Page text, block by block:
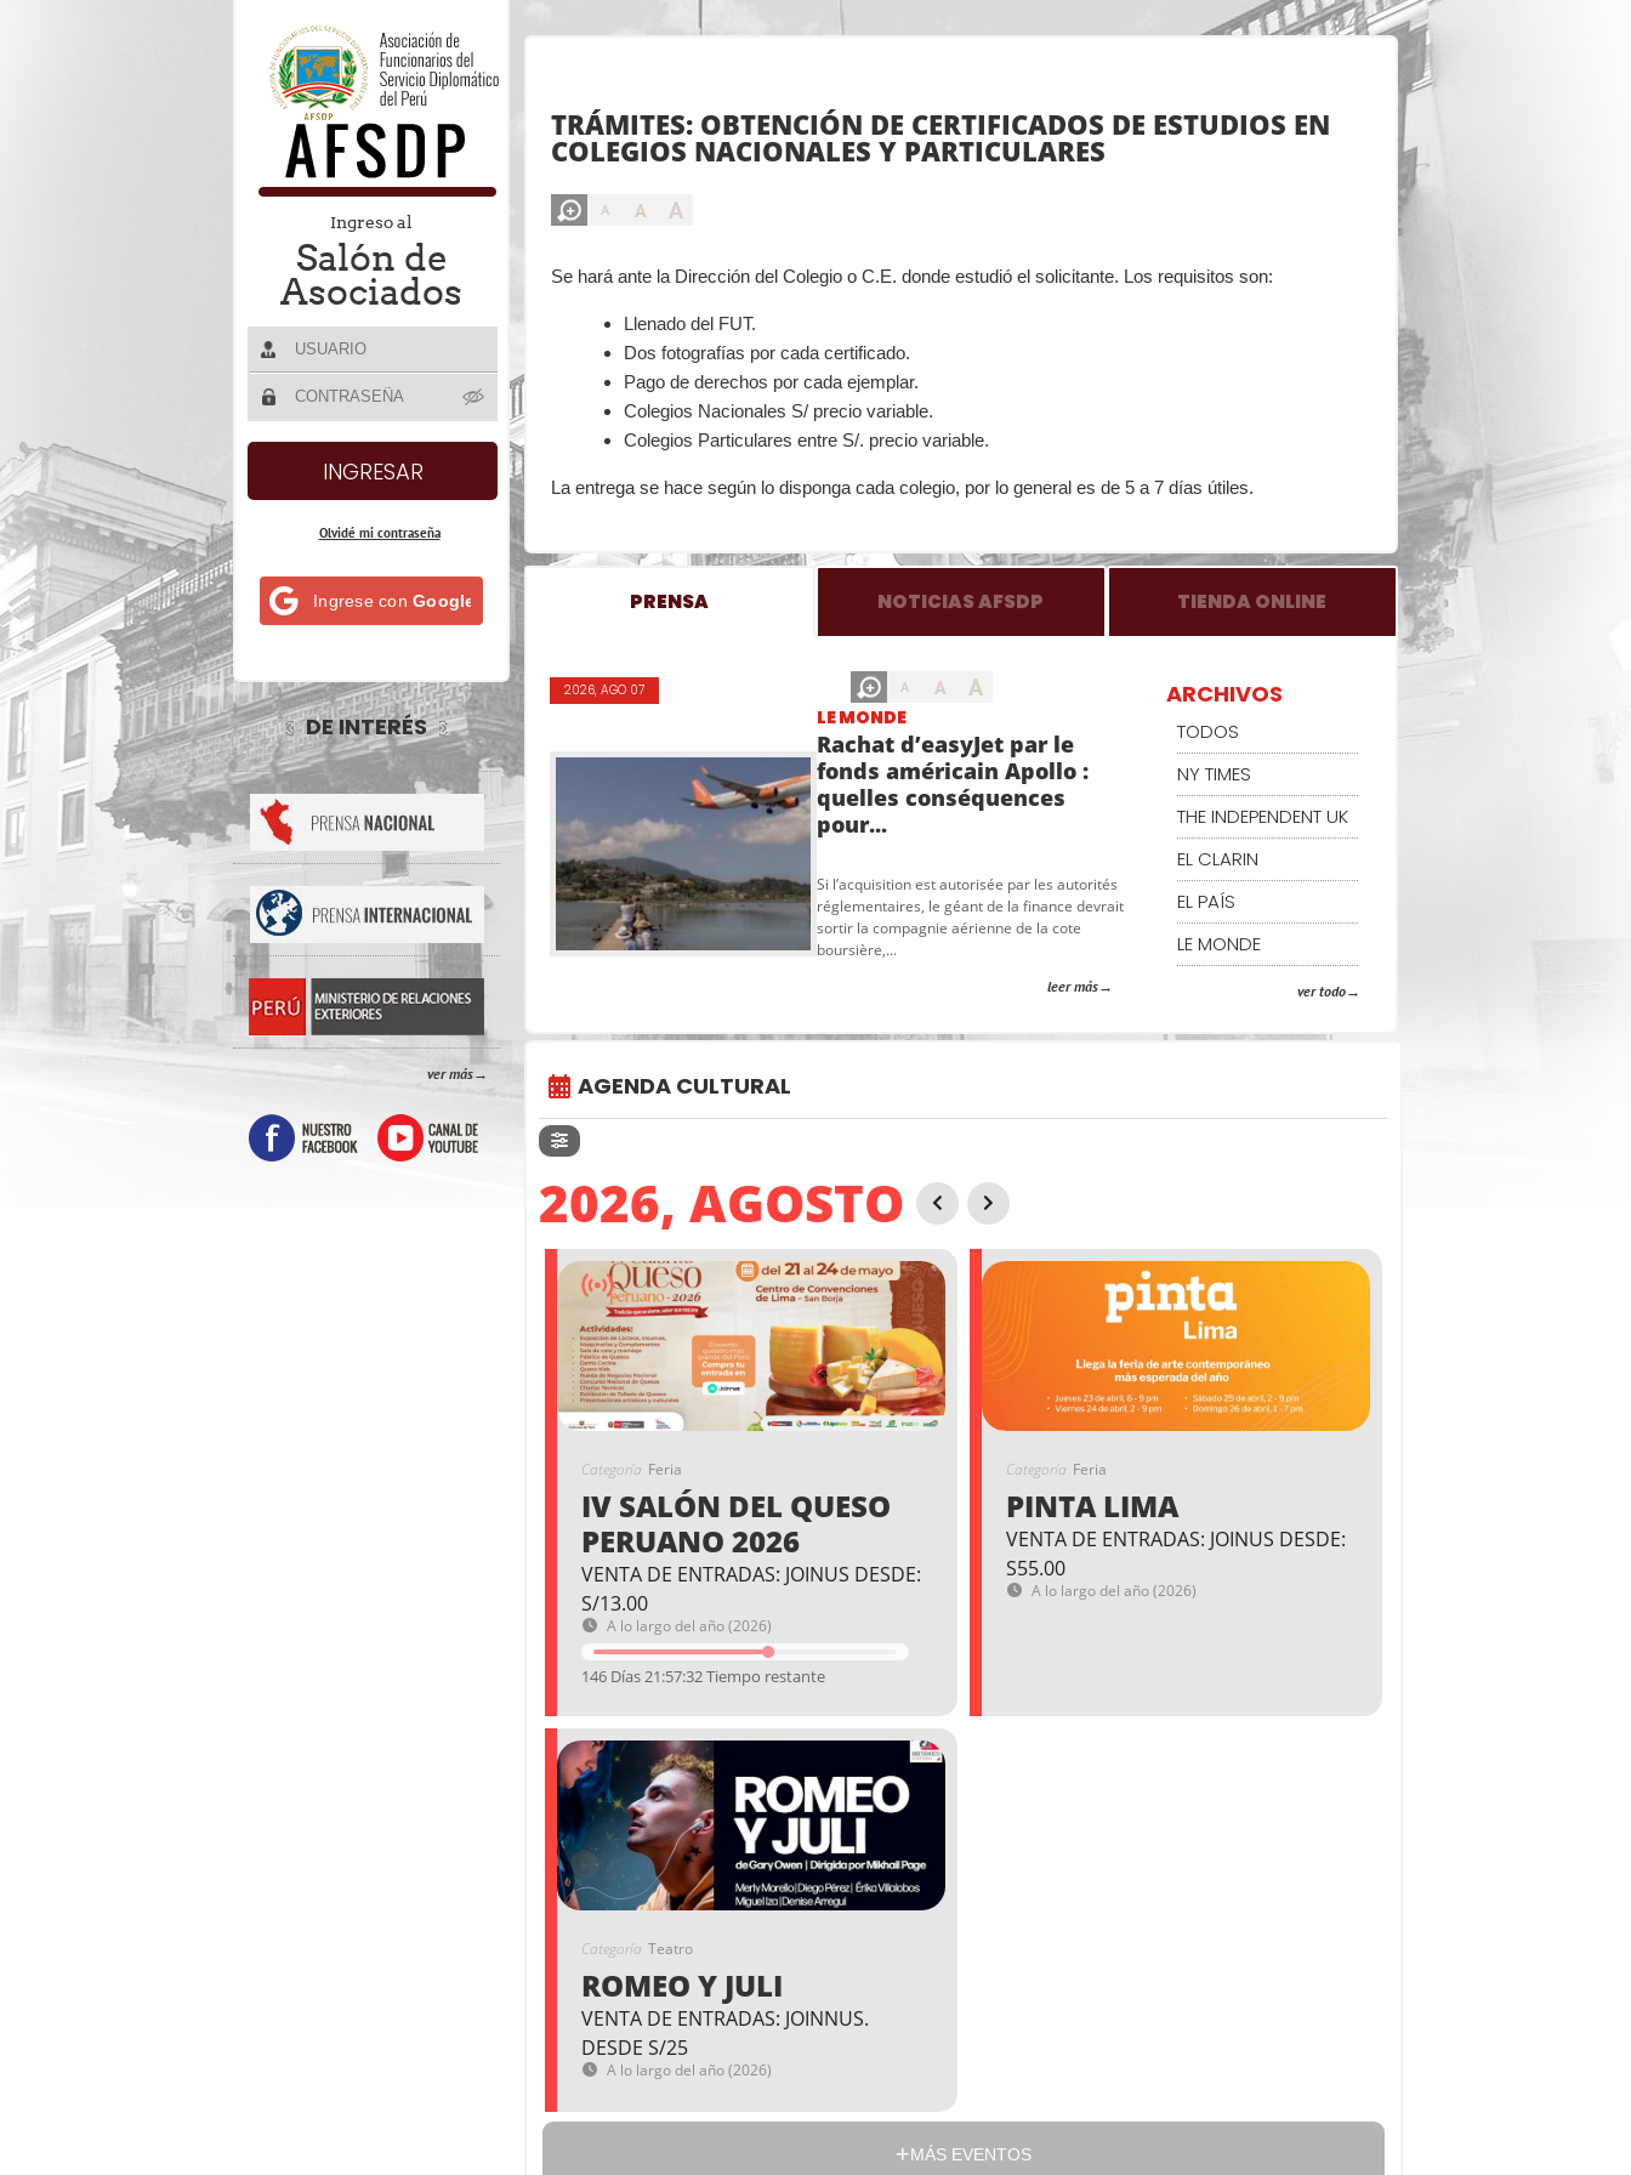
Ingreso al
Salón de
Asociados
Olvidé mi contraseña
Ingrese con Google
DE INTERÉS
ver más
TRÁMITES: OBTENCIÓN DE CERTIFICADOS DE ESTUDIOS EN
COLEGIOS NACIONALES Y PARTICULARES
A A A
Se hará ante la Dirección del Colegio o C.E. donde estudió el solicitante. Los requisitos son:
Llenado del FUT.
Dos fotografías por cada certificado.
Pago de derechos por cada ejemplar.
Colegios Nacionales S/ precio variable.
Colegios Particulares entre S/. precio variable.
La entrega se hace según lo disponga cada colegio, por lo general es de 5 a 7 días útiles.
PRENSA NOTICIAS AFSDP TIENDA ONLINE
A A A
2026, AGO 07
LE MONDE
Rachat d’easyJet par le
fonds américain Apollo :
quelles conséquences
pour...
Si l’acquisition est autorisée par les autorités
réglementaires, le géant de la finance devrait
sortir la compagnie aérienne de la cote
boursière,...
leer más
ARCHIVOS
TODOS
NY TIMES
THE INDEPENDENT UK
EL CLARIN
EL PAÍS
LE MONDE
ver todo
AGENDA CULTURAL
2026, AGOSTO
Categoría Feria
IV SALÓN DEL QUESO
PERUANO 2026
VENTA DE ENTRADAS: JOINUS DESDE:
S/13.00
A lo largo del año (2026)
146 Días 21:57:31 Tiempo restante
Categoría Feria
PINTA LIMA
VENTA DE ENTRADAS: JOINUS DESDE:
S55.00
A lo largo del año (2026)
Categoría Teatro
ROMEO Y JULI
VENTA DE ENTRADAS: JOINNUS.
DESDE S/25
A lo largo del año (2026)
MÁS EVENTOS